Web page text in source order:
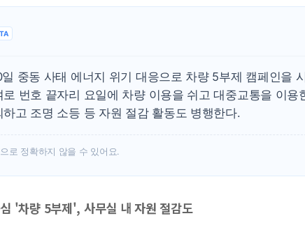
중동 사태 에너지 위기 대응으로 차량 5부제 캠페인을
번호 끝자리 요일에 차량 이용을 쉬고 대중교통을 이용
고 조명 소등 등 자원 절감 활동도 병행한다.
로 정확하지 않을 수 있어요.
'차량 5부제', 사무실 내 자원 절감도